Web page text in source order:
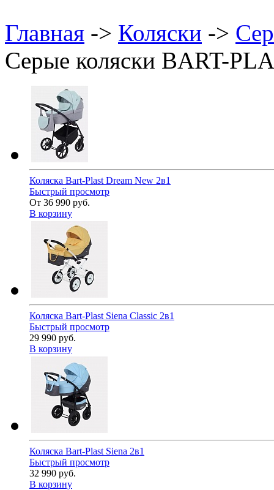
Главная -> Коляски ->
Серые коляски BART-
Коляска Bart-Plast Dream New 2в1
Быстрый просмотр
От 36 990 руб.
В корзину
Коляска Bart-Plast Siena Classic 2в1
Быстрый просмотр
29 990 руб.
В корзину
Коляска Bart-Plast Siena 2в1
Быстрый просмотр
32 990 руб.
В корзину